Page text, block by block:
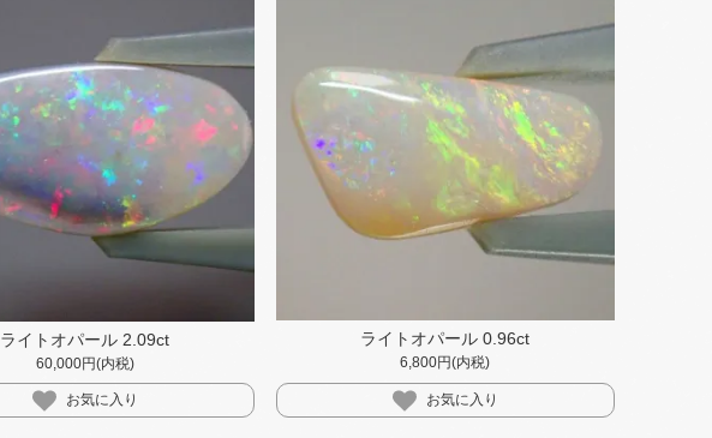
ライトオパール 2.09ct
60,000円(内税)
お気に入り
ライトオパール 0.96ct
6,800円(内税)
お気に入り